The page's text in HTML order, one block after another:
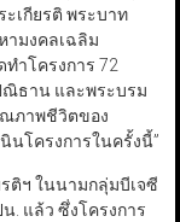
เกียรติ พระบาท
ามงคลเฉลิม
ำโครงการ 72
ณิธาน และพระบรม
ภาพชีวิตของ
นโครงการในครั้งนี้”
ติฯ ในนามกลุ่มบีเจซี
. แล้ว ซึ่งโครงการ